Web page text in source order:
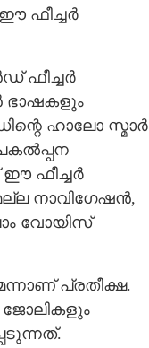
ഫീച്ച‌ർ
ഫീച്ചർ
ഭാഷകളും
ഹാലോ
ഫീച്ചർ
നാവിഗേഷൻ,
വോയിസ്
പ്രതീക്ഷ.
ജോലികളും